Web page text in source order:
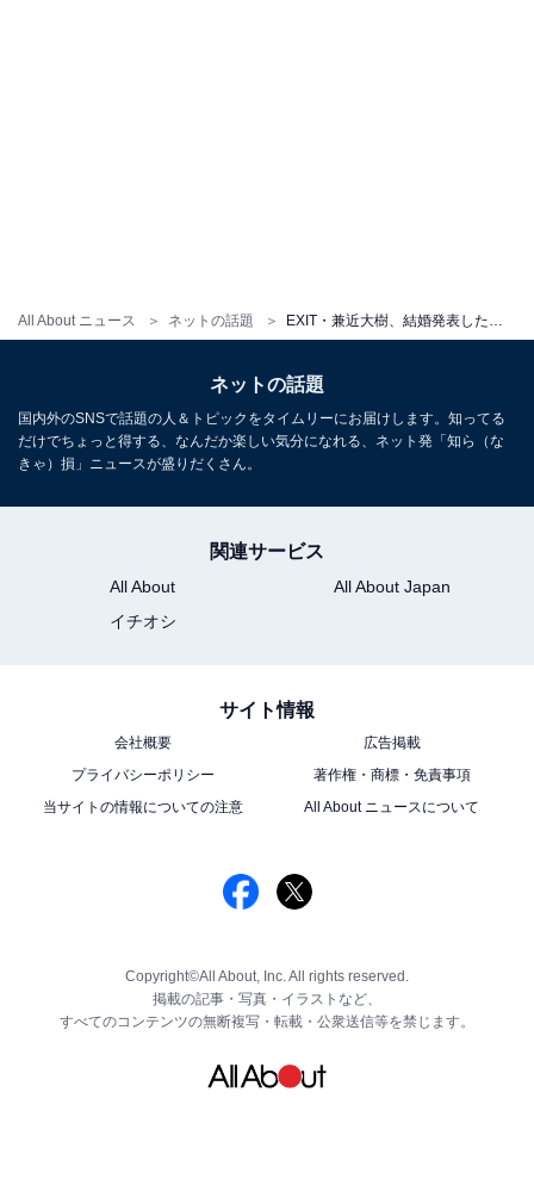
All About ニュース ネットの話題
ネットの話題
国内外のSNSで話題の人＆トピックをタイムリーにお届けします。知ってる
だけでちょっと得する、なんだか楽しい気分になれる、ネット発「知ら（な
きゃ）損」ニュースが盛りだくさん。
関連サービス
All About
All About Japan
イチオシ
サイト情報
会社概要
広告掲載
プライバシーポリシー
著作権・商標・免責事項
当サイトの情報についての注意
All About ニュースについて
Copyright©All About, Inc. All rights reserved.
掲載の記事・写真・イラストなど、
すべてのコンテンツの無断複写・転載・公衆送信等を禁じます。